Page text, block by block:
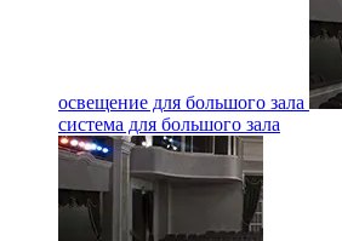
освещение для большого зала
система для большого зала